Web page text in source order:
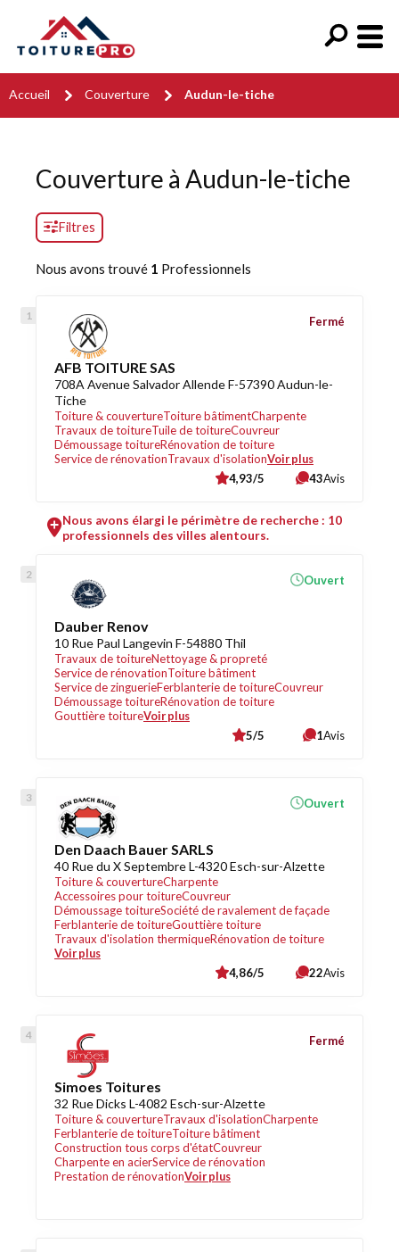
Accueil Couverture Audun-le-tiche
Couverture à Audun-le-tiche
Filtres
Nous avons trouvé 1 Professionnels
AFB TOITURE SAS
708A Avenue Salvador Allende F-57390 Audun-le-
Tiche
Toiture & couvertureToiture bâtimentCharpente
Travaux de toitureTuile de toitureCouvreur
Démoussage toitureRénovation de toiture
Service de rénovationTravaux d'isolationVoir plus
Fermé
4,93/5 43Avis
Nous avons élargi le périmètre de recherche : 10
professionnels des villes alentours.
Dauber Renov
10 Rue Paul Langevin F-54880 Thil
Travaux de toitureNettoyage & propreté
Service de rénovationToiture bâtiment
Service de zinguerieFerblanterie de toitureCouvreur
Démoussage toitureRénovation de toiture
Gouttière toitureVoir plus
Ouvert
5/5 1Avis
Den Daach Bauer SARLS
40 Rue du X Septembre L-4320 Esch-sur-Alzette
Toiture & couvertureCharpente
Accessoires pour toitureCouvreur
Démoussage toitureSociété de ravalement de façade
Ferblanterie de toitureGouttière toiture
Travaux d'isolation thermiqueRénovation de toiture
Voir plus
Ouvert
4,86/5 22Avis
Simoes Toitures
32 Rue Dicks L-4082 Esch-sur-Alzette
Toiture & couvertureTravaux d'isolationCharpente
Ferblanterie de toitureToiture bâtiment
Construction tous corps d'étatCouvreur
Charpente en acierService de rénovation
Prestation de rénovationVoir plus
Fermé